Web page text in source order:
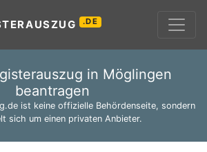
.DE
in Möglingen
beantragen
ist keine offizielle Behördenseite, sondern
sich um einen privaten Anbieter.